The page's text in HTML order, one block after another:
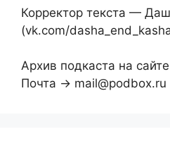
Корректор текста —
(vk.com/
Архив подкаста на
Почта → mail@podbox.ru